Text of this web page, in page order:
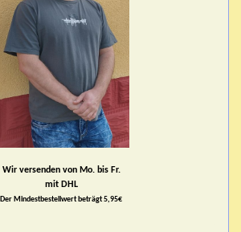
Wir versenden von Mo. bis Fr.
mit DHL
Der Mindestbestellwert beträgt 5,95€